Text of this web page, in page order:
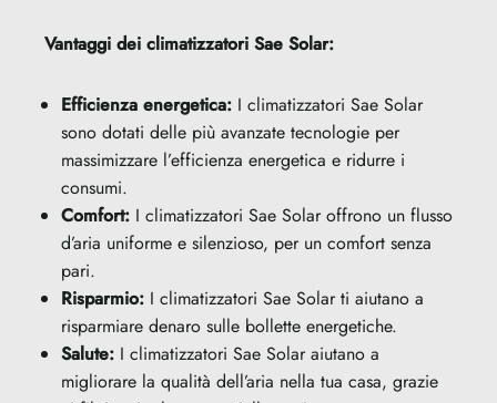
Vantaggi dei climatizzatori Sae Solar:
Efficienza energetica: I climatizzatori Sae Solar
sono dotati delle più avanzate tecnologie per
massimizzare l’efficienza energetica e ridurre i
consumi.
Comfort: I climatizzatori Sae Solar offrono un flusso
d’aria uniforme e silenzioso, per un comfort senza
pari.
Risparmio: I climatizzatori Sae Solar ti aiutano a
risparmiare denaro sulle bollette energetiche.
Salute: I climatizzatori Sae Solar aiutano a
migliorare la qualità dell’aria nella tua casa, grazie